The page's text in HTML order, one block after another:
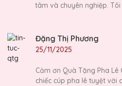
tâm và chuyên nghiệp.
Đặng Thị Phương
25/11/2025
Cảm ơn Quà Tặng Pha
chiếc cúp pha lê tuyệt vời